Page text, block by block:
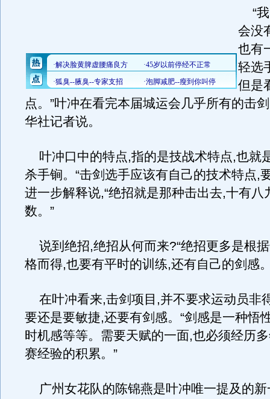
“我
会没
也有
轻选
但是
点。”叶冲在看完本届城运会几乎所有的击
华社记者说。
叶冲口中的特点,指的是技战术特点,也就
杀手锏。“击剑选手应该有自己的技术特点,
进一步解释说,“绝招就是那种击出去,十有八
数。”
说到绝招,绝招从何而来?“绝招更多是根
格而得,也要有平时的训练,还有自己的剑感
在叶冲看来,击剑项目,并不要求运动员非
要还是要敏捷,还要有剑感。“剑感是一种悟
时机感等等。需要天赋的一面,也必须经历
赛经验的积累。”
广州女花队的陈锦燕是叶冲唯一提及的新